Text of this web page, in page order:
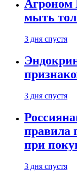
Агроном
мыть
3 дня спустя
3 дня спустя
правила
при
3 дня спустя